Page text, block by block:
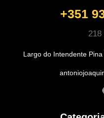
+351
218
Largo do Intendente